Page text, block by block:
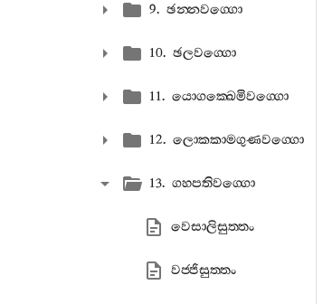
9. ඡන‍්නවග‍්ගො
10. ඡලවග‍්ගො
11. යොගක‍්ඛෙමිවග‍්ගො
12. ලොකකාමගුණවග‍්ගො
13. ගහපතිවග‍්ගො
වෙසාලිසුත‍්තං
වජ‍්ජිසුත‍්තං